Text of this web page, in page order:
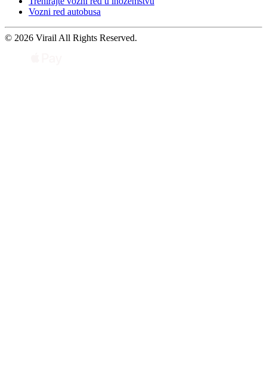
Vozni red autobusa
© 2026 Virail All Rights Reserved.